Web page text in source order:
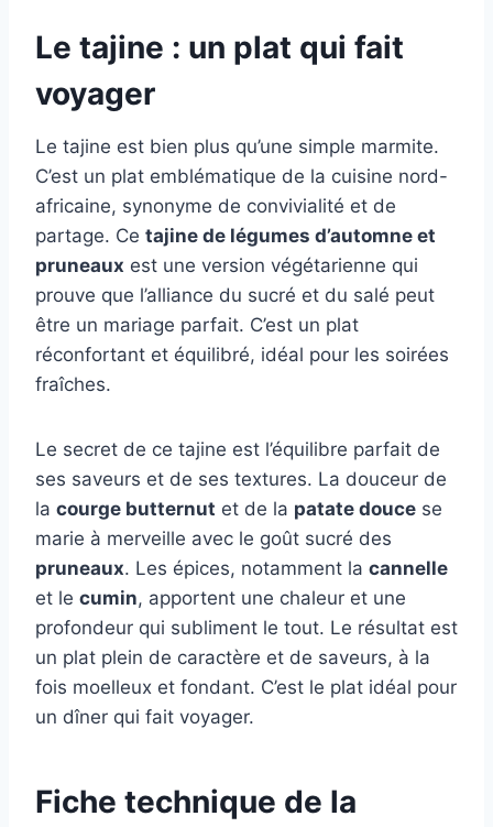
Le tajine : un plat qui fait
voyager
Le tajine est bien plus qu’une simple marmite.
C’est un plat emblématique de la cuisine nord-
africaine, synonyme de convivialité et de
partage. Ce tajine de légumes d’automne et
pruneaux est une version végétarienne qui
prouve que l’alliance du sucré et du salé peut
être un mariage parfait. C’est un plat
réconfortant et équilibré, idéal pour les soirées
fraîches.
Le secret de ce tajine est l’équilibre parfait de
ses saveurs et de ses textures. La douceur de
la courge butternut et de la patate douce se
marie à merveille avec le goût sucré des
pruneaux. Les épices, notamment la cannelle
et le cumin, apportent une chaleur et une
profondeur qui subliment le tout. Le résultat est
un plat plein de caractère et de saveurs, à la
fois moelleux et fondant. C’est le plat idéal pour
un dîner qui fait voyager.
Fiche technique de la